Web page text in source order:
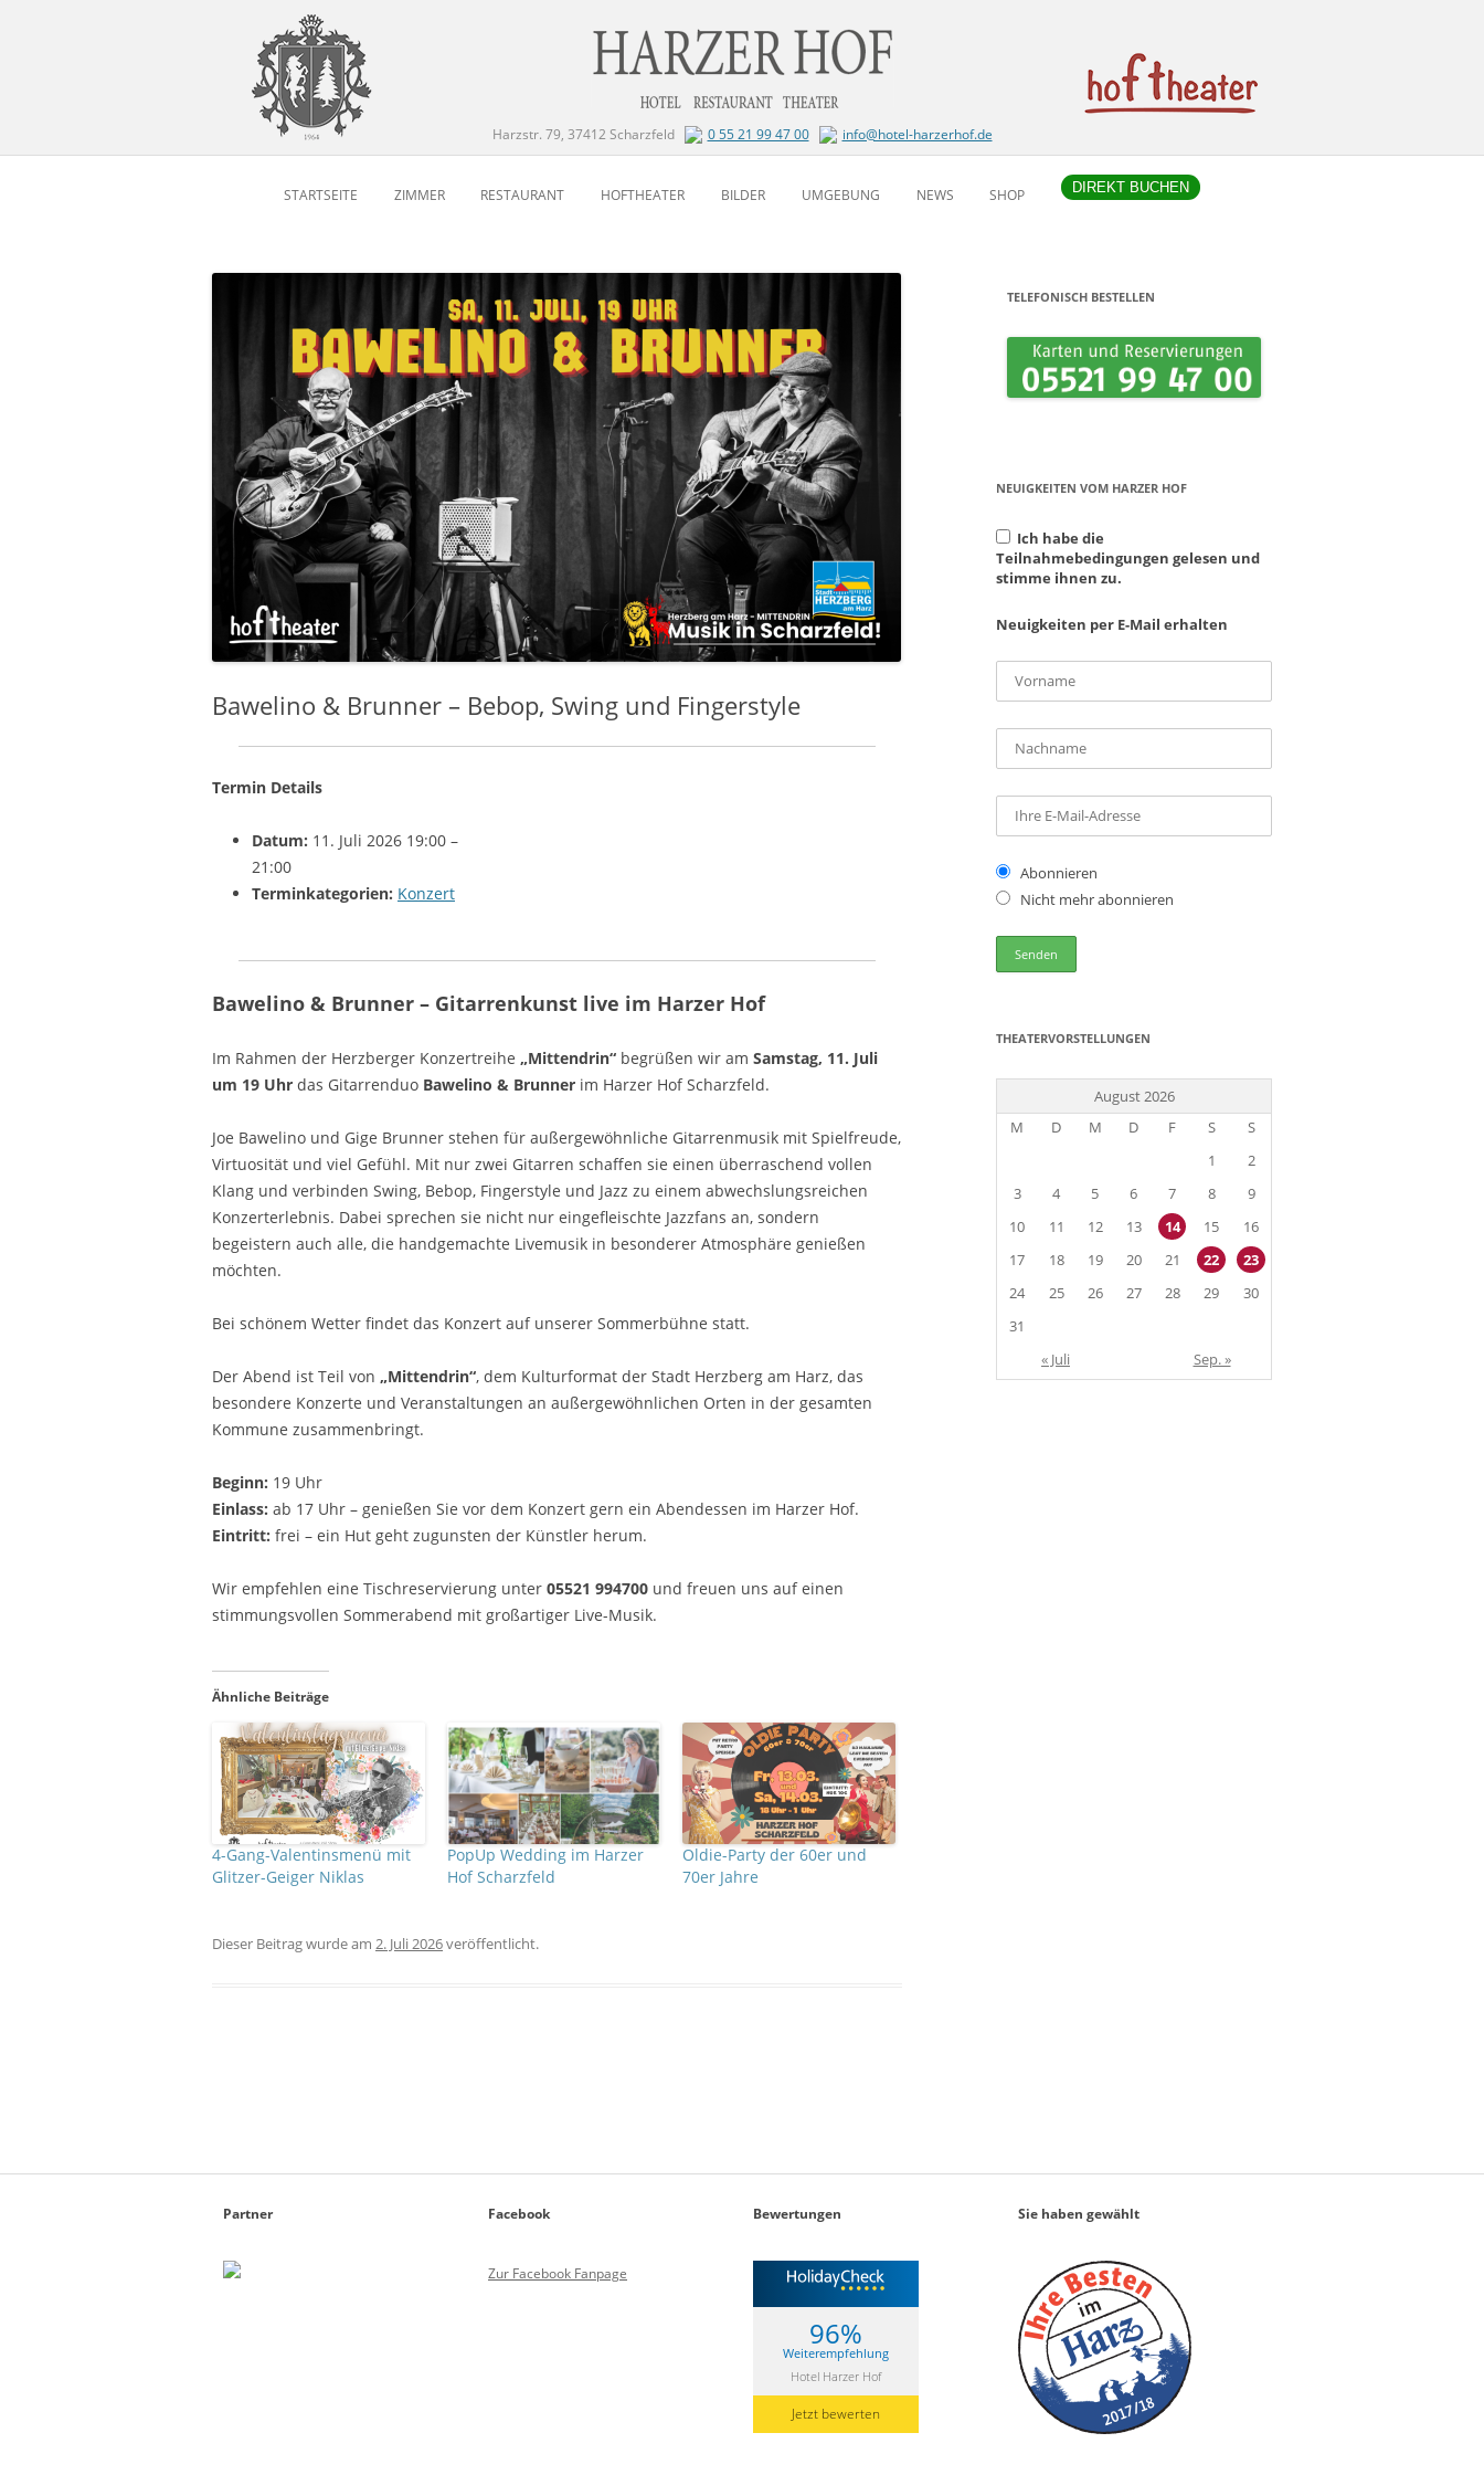
Harzstr. 79, 37412 Scharzfeld 0 55 21 99 47 00 info@hotel-harzerhof.de
STARTSEITE ZIMMER RESTAURANT HOFTHEATER BILDER UMGEBUNG NEWS SHOP DIREKT BUCHEN
Bawelino & Brunner – Bebop, Swing und Fingerstyle
Termin Details
Datum: 11. Juli 2026 19:00 –
21:00
Terminkategorien: Konzert
Bawelino & Brunner – Gitarrenkunst live im Harzer Hof
Im Rahmen der Herzberger Konzertreihe „Mittendrin“ begrüßen wir am Samstag, 11. Juli
um 19 Uhr das Gitarrenduo Bawelino & Brunner im Harzer Hof Scharzfeld.
Joe Bawelino und Gige Brunner stehen für außergewöhnliche Gitarrenmusik mit Spielfreude,
Virtuosität und viel Gefühl. Mit nur zwei Gitarren schaffen sie einen überraschend vollen
Klang und verbinden Swing, Bebop, Fingerstyle und Jazz zu einem abwechslungsreichen
Konzerterlebnis. Dabei sprechen sie nicht nur eingefleischte Jazzfans an, sondern
begeistern auch alle, die handgemachte Livemusik in besonderer Atmosphäre genießen
möchten.
Bei schönem Wetter findet das Konzert auf unserer Sommerbühne statt.
Der Abend ist Teil von „Mittendrin“, dem Kulturformat der Stadt Herzberg am Harz, das
besondere Konzerte und Veranstaltungen an außergewöhnlichen Orten in der gesamten
Kommune zusammenbringt.
Beginn: 19 Uhr
Einlass: ab 17 Uhr – genießen Sie vor dem Konzert gern ein Abendessen im Harzer Hof.
Eintritt: frei – ein Hut geht zugunsten der Künstler herum.
Wir empfehlen eine Tischreservierung unter 05521 994700 und freuen uns auf einen
stimmungsvollen Sommerabend mit großartiger Live-Musik.
Ähnliche Beiträge
4-Gang-Valentinsmenü mit
Glitzer-Geiger Niklas
PopUp Wedding im Harzer
Hof Scharzfeld
Oldie-Party der 60er und
70er Jahre
Dieser Beitrag wurdeam 2. Juli 2026veröffentlicht.
TELEFONISCH BESTELLEN
NEUIGKEITEN VOM HARZER HOF
Ich habe die
Teilnahmebedingungen gelesen und
stimme ihnen zu.
Neuigkeiten per E-Mail erhalten
Abonnieren
Nicht mehr abonnieren
THEATERVORSTELLUNGEN
August 2026
M
D M D F S
S
1
2
3
4 5 6 7 8
9
10
11 12 13 14 15
16
17
18 19 20 21 22
23
24
25 26 27 28 29
30
31
« Juli
Sep. »
Partner Facebook
Zur Facebook Fanpage
Bewertungen
96%
Weiterempfehlung
Hotel Harzer Hof
Jetzt bewerten
Sie haben gewählt